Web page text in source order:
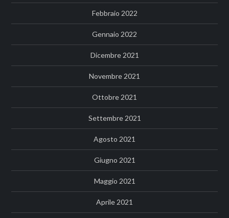
Febbraio 2022
Gennaio 2022
Dicembre 2021
Novembre 2021
Ottobre 2021
Settembre 2021
Agosto 2021
Giugno 2021
Maggio 2021
Aprile 2021